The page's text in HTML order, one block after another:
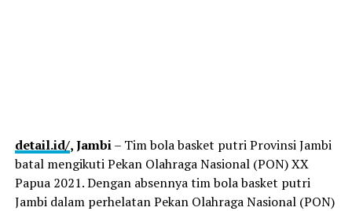
detail.id/, Jambi– Tim bola basket putri Provinsi Jambi
batal mengikuti Pekan Olahraga Nasional (PON) XX
Papua 2021. Dengan absennya tim bola basket putri
Jambi dalam perhelatan Pekan Olahraga Nasional (PON)